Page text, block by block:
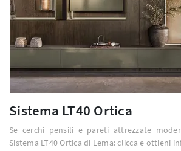
Sistema LT40 Ortica
Se cerchi pensili e pareti attrezzate
Sistema LT40 Ortica di Lema: clicca e ottieni